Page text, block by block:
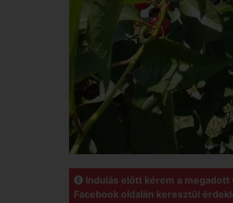
Indulás előtt kérem a
Facebook oldalán keresztül